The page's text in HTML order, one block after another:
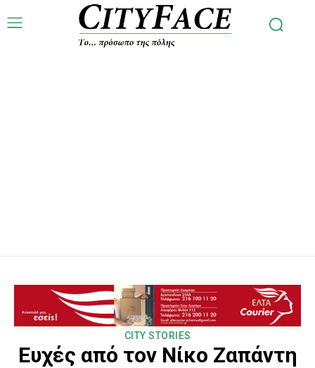
CITY STORIES
Ευχές από τον Νίκο Ζαπάντη